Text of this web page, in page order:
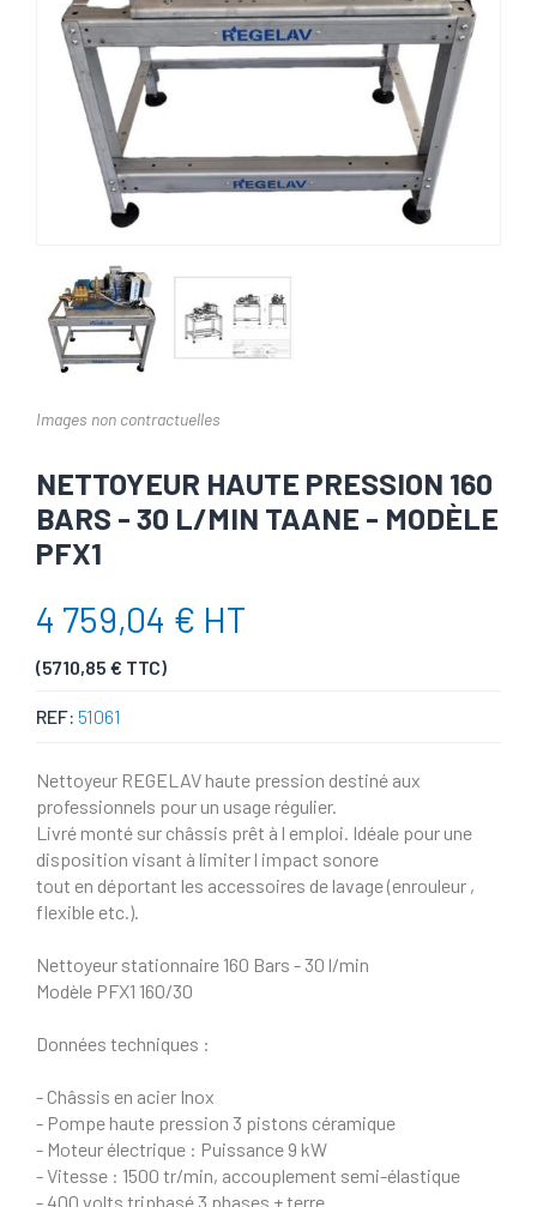
Images non contractuelles
NETTOYEUR HAUTE PRESSION 160
BARS - 30 L/MIN TAANE - MODÈLE
PFX1
4 759,04 € HT
(5710,85 € TTC)
REF: 51061
Nettoyeur REGELAV haute pression destiné aux
professionnels pour un usage régulier.
Livré monté sur châssis prêt à l emploi. Idéale pour une
disposition visant à limiter l impact sonore
tout en déportant les accessoires de lavage (enrouleur ,
flexible etc.).
Nettoyeur stationnaire 160 Bars - 30 l/min
Modèle PFX1 160/30
Données techniques :
- Châssis en acier Inox
- Pompe haute pression 3 pistons céramique
- Moteur électrique : Puissance 9 kW
- Vitesse : 1500 tr/min, accouplement semi-élastique
- 400 volts triphasé 3 phases + terre